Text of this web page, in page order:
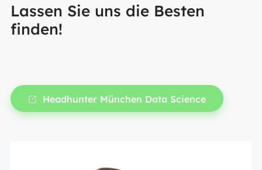
Lassen Sie uns die Besten
finden!
Headhunter München Data Science